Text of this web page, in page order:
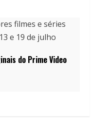
do Prime Video